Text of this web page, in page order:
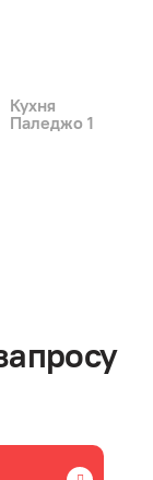
Кухня
Паледжо 1